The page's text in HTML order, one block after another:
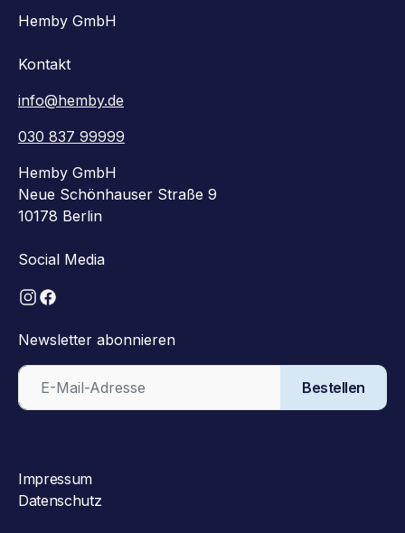
Hemby GmbH
Kontakt
info@hemby.de
030 837 99999
Hemby GmbH
Neue Schönhauser Straße 9
10178 Berlin
Social Media
Newsletter abonnieren
Bestellen
Impressum
Datenschutz